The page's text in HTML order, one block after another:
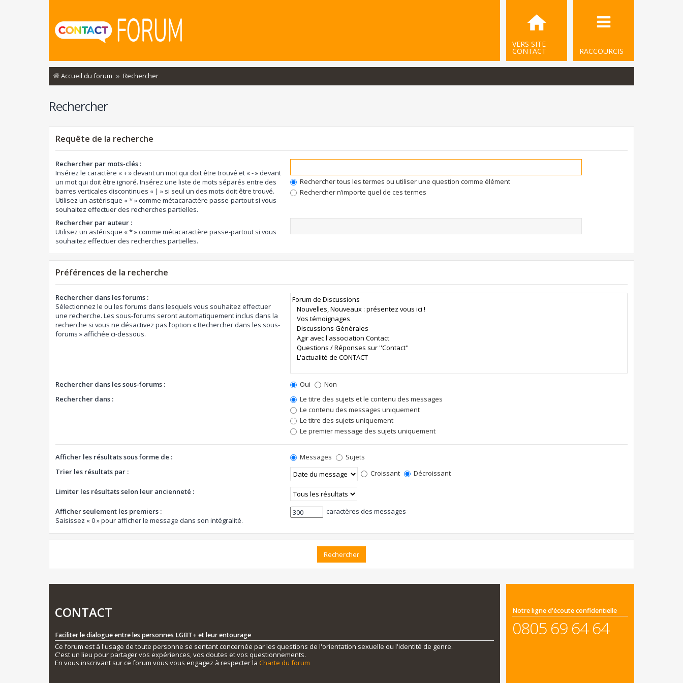
RACCOURCIS
VERS SITE
CONTACT
Accueil du forum Rechercher
Rechercher
Requête de la recherche
Rechercher par mots-clés :
Insérez le caractère « + » devant un mot qui doit être trouvé et « - » devant
un mot qui doit être ignoré. Insérez une liste de mots séparés entre des
barres verticales discontinues « | » si seul un des mots doit être trouvé.
Utilisez un astérisque « * » comme métacaractère passe-partout si vous
souhaitez effectuer des recherches partielles.
Rechercher tous les termes ou utiliser une question comme élément
Rechercher n’importe quel de ces termes
Rechercher par auteur :
Utilisez un astérisque « * » comme métacaractère passe-partout si vous
souhaitez effectuer des recherches partielles.
Préférences de la recherche
Rechercher dans les forums :
Sélectionnez le ou les forums dans lesquels vous souhaitez effectuer
une recherche. Les sous-forums seront automatiquement inclus dans la
recherche si vous ne désactivez pas l’option « Rechercher dans les sous-
forums » affichée ci-dessous.
Rechercher dans les sous-forums : Oui
Non
Rechercher dans :
Le titre des sujets et le contenu des messages
Le contenu des messages uniquement
Le titre des sujets uniquement
Le premier message des sujets uniquement
Afficher les résultats sous forme de : Messages
Sujets
Trier les résultats par :
Croissant
Décroissant
Limiter les résultats selon leur ancienneté :
Afficher seulement les premiers :
Saisissez « 0 » pour afficher le message dans son intégralité.
caractères des messages
CONTACT
Faciliter le dialogue entre les personnes LGBT+ et leur entourage
Ce forum est à l'usage de toute personne se sentant concernée par les questions de l'orientation sexuelle ou l'identité de genre.
C'est un lieu pour partager vos expériences, vos doutes et vos questionnements.
En vous inscrivant sur ce forum vous vous engagez à respecter la Charte du forum
Notre ligne d'écoute confidentielle
0805 69 64 64